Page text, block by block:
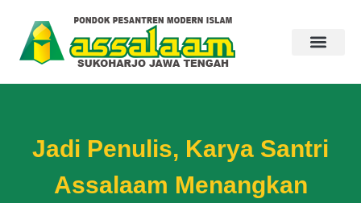
Jadi Penulis, Karya Santri
Assalaam Menangkan